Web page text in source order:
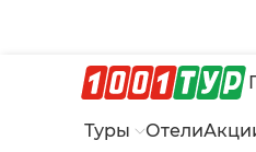
Туры Отели